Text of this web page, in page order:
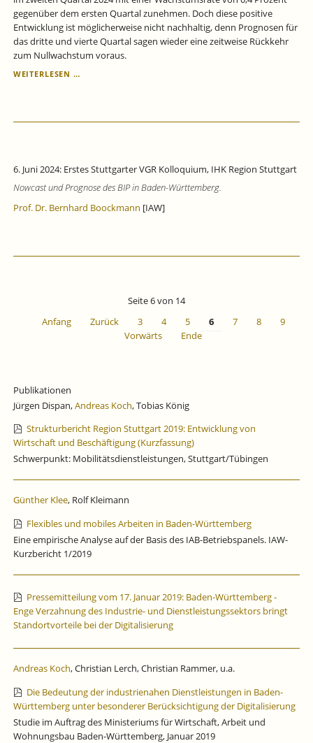
gegenüber dem ersten Quartal zunehmen. Doch diese positive
Entwicklung ist möglicherweise nicht nachhaltig, denn Prognosen für
das dritte und vierte Quartal sagen wieder eine zeitweise Rückkehr
zum Nullwachstum voraus.
WEITERLESEN …
SCHWACHE
6. Juni 2024: Erstes Stuttgarter VGR Kolloquium, IHK Region Stuttgart
Nowcast und Prognose des BIP in Baden-Württemberg.
Prof. Dr. Bernhard Boockmann [IAW]
Seite 6 von 14
Anfang
Zurück 3 4 5 6 7 8
9
Vorwärts
Ende
Publikationen
Jürgen Dispan,Andreas Koch, Tobias König
Strukturbericht Region Stuttgart 2019: Entwicklung von
Wirtschaft und Beschäftigung (Kurzfassung)
Schwerpunkt: Mobilitätsdienstleistungen, Stuttgart/Tübingen
Günther Klee, Rolf Kleimann
Flexibles und mobiles Arbeiten in Baden-Württemberg
Eine empirische Analyse auf der Basis des IAB-Betriebspanels. IAW-
Kurzbericht 1/2019
Pressemitteilung vom 17. Januar 2019: Baden-Württemberg -
Enge Verzahnung des Industrie- und Dienstleistungssektors bringt
Standortvorteile bei der Digitalisierung
Andreas Koch, Christian Lerch, Christian Rammer, u.a.
Die Bedeutung der industrienahen Dienstleistungen in Baden-
Württemberg unter besonderer Berücksichtigung der Digitalisierung
Studie im Auftrag des Ministeriums für Wirtschaft, Arbeit und
Wohnungsbau Baden-Württemberg, Januar 2019